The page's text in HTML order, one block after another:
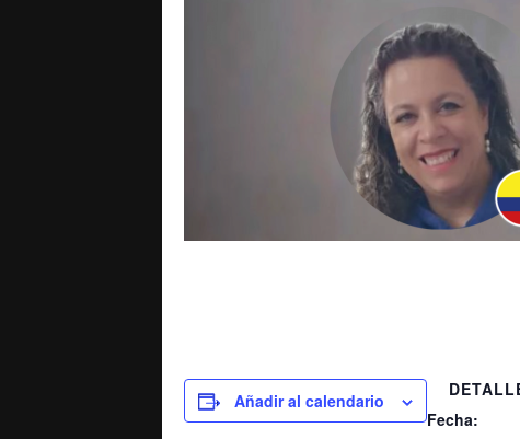
Añadir al calendario
Fecha: